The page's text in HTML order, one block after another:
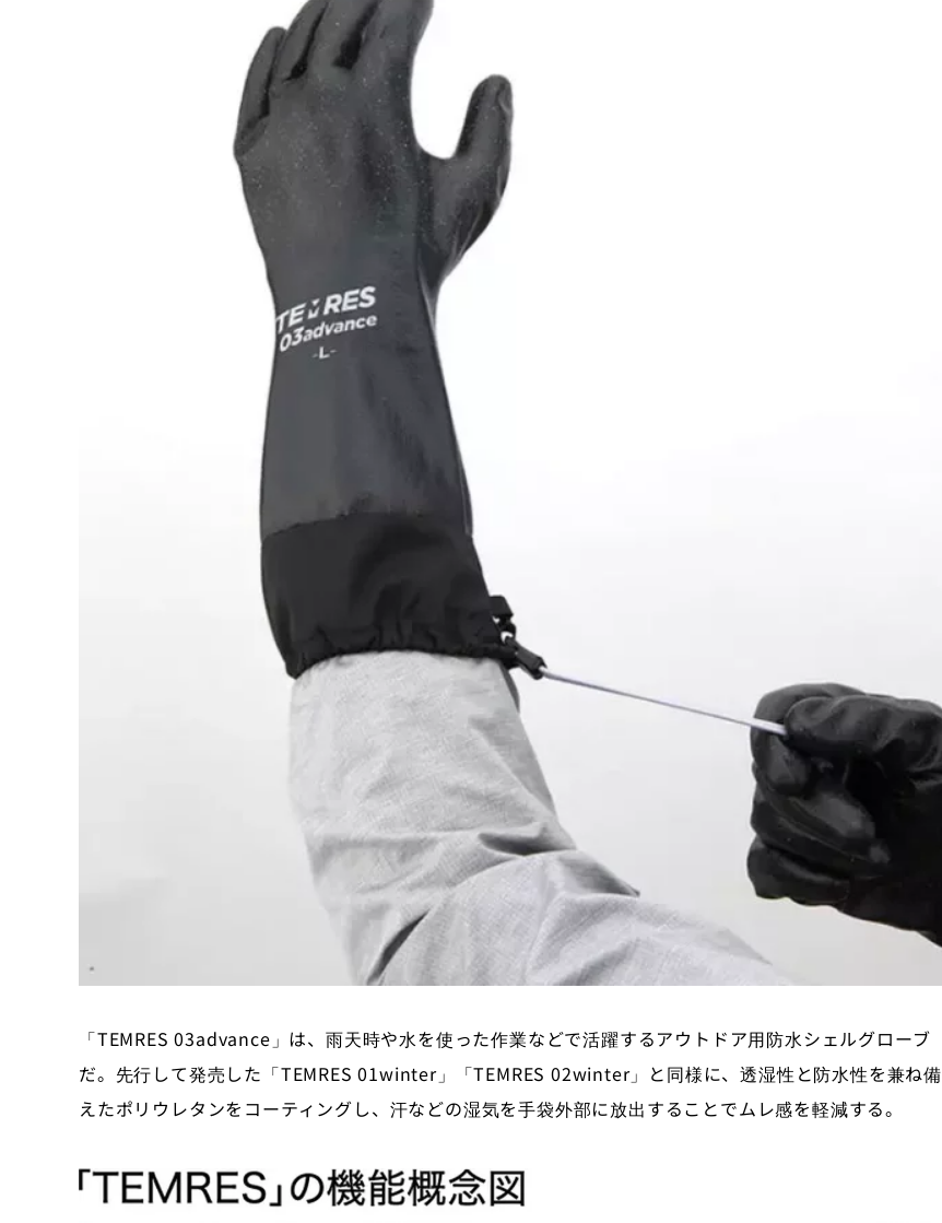
「TEMRES 03advance」は、雨天時や水を使った作業などで活躍するアウトドア用防水シェルグローブ
だ。先行して発売した「TEMRES 01winter」「TEMRES 02winter」と同様に、透湿性と防水性を兼ね備
えたポリウレタンをコーティングし、汗などの湿気を手袋外部に放出することでムレ感を軽減する。